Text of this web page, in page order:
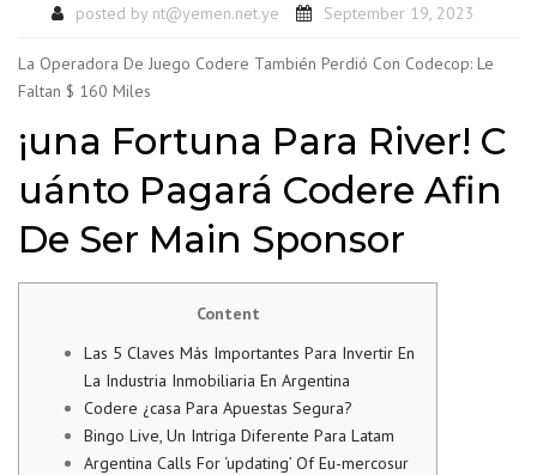
posted by nt@yemen.net.ye September 19, 2023
La Operadora De Juego Codere También Perdió Con Codecop: Le
Faltan $ 160 Miles
¡una Fortuna Para River! C
uánto Pagará Codere Afin
De Ser Main Sponsor
Content
Las 5 Claves Más Importantes Para Invertir En
La Industria Inmobiliaria En Argentina
Codere ¿casa Para Apuestas Segura?
Bingo Live, Un Intriga Diferente Para Latam
Argentina Calls For ‘updating’ Of Eu-mercosur